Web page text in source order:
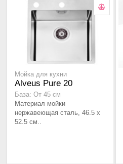
Мойка для кухни
Alveus Pure 20
База: От 45 см
Материал мойки
нержавеющая сталь, 46.5 x
52.5 см..